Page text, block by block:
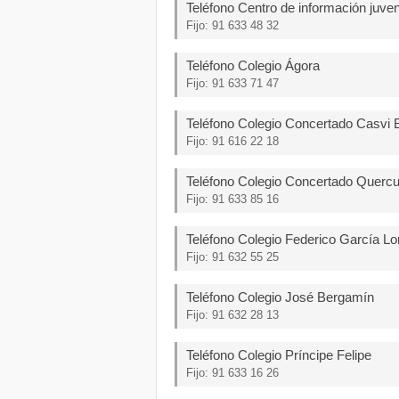
Teléfono Centro de información
Fijo: 91 633 48 32
Teléfono Colegio Ágora
Fijo: 91 633 71 47
Teléfono Colegio Concertado Casvi
Fijo: 91 616 22 18
Teléfono Colegio Concertado
Fijo: 91 633 85 16
Teléfono Colegio Federico García
Fijo: 91 632 55 25
Teléfono Colegio José Bergamín
Fijo: 91 632 28 13
Teléfono Colegio Príncipe Felipe
Fijo: 91 633 16 26